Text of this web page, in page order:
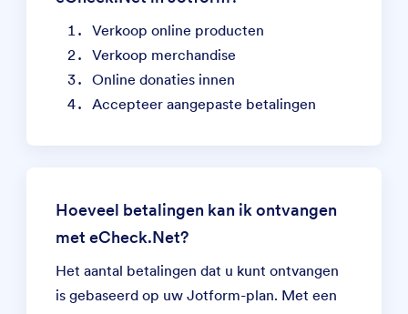
Verkoop online producten
Verkoop merchandise
Online donaties innen
Accepteer aangepaste betalingen
Hoeveel betalingen kan ik ontvangen
met eCheck.Net?
Het aantal betalingen dat u kunt ontvangen
is gebaseerd op uw Jotform-plan. Met een